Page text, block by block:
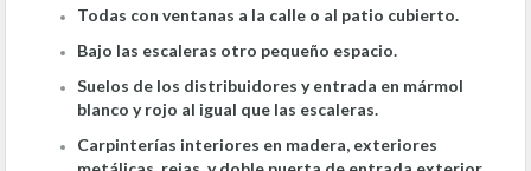
Todas con ventanas a la calle o al patio cubierto.
Bajo las escaleras otro pequeño espacio.
Suelos de los distribuidores y entrada en mármol
blanco y rojo al igual que las escaleras.
Carpinterías interiores en madera, exteriores